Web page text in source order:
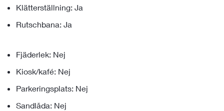
Klätterställning: Ja
Rutschbana: Ja
Fjäderlek: Nej
Kiosk/kafé: Nej
Parkeringsplats: Nej
Sandlåda: Nej